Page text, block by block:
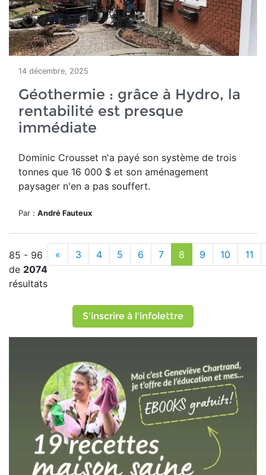
14 décembre, 2025
Géothermie : grâce à Hydro, la
rentabilité est presque
immédiate
Dominic Crousset n'a payé son système de trois
tonnes que 16 000 $ et son aménagement
paysager n'en a pas souffert.
Par : André Fauteux
85 - 96
de 2074
résultats
« 3 4 5 6 7 8 9 10 11
S'inscrire à l'infolettre